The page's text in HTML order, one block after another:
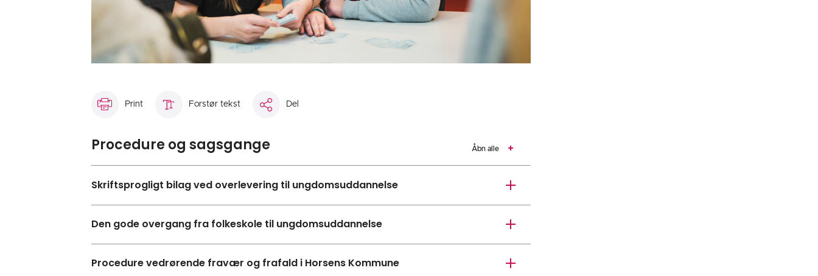
Print Forstør tekst Del
Procedure og sagsgange Åbn alle
Skriftsprogligt bilag ved overlevering til ungdomsuddannelse
Den gode overgang fra folkeskole til ungdomsuddannelse
Procedure vedrørende fravær og frafald i Horsens Kommune